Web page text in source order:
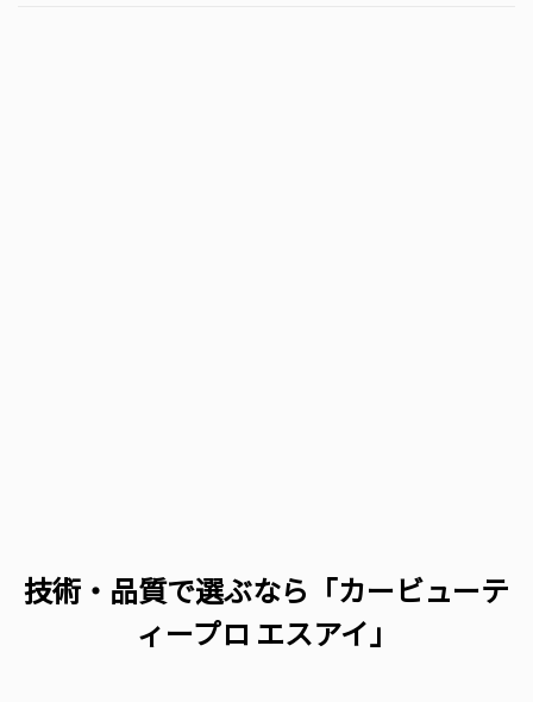
技術・品質で選ぶなら「カービューテ
ィープロ エスアイ」